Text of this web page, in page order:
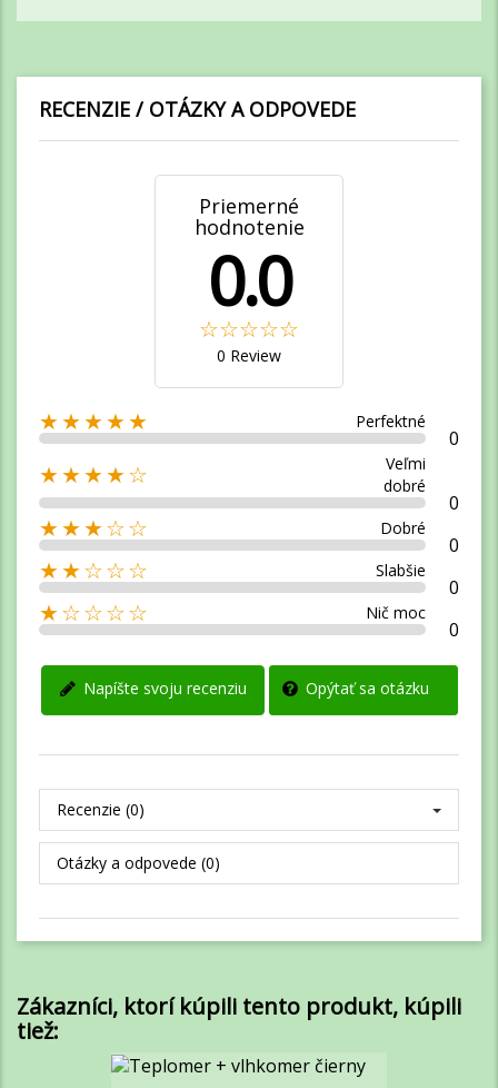
RECENZIE / OTÁZKY A ODPOVEDE
Priemerné
hodnotenie
0.0
0 Review
★★★★★ Perfektné
0
★★★★☆
Veľmi
dobré
0
★★★☆☆
Dobré
0
★★☆☆☆
Slabšie
0
★☆☆☆☆
Nič moc
0
Napíšte svoju recenziu Opýtať sa otázku
Recenzie (0)
Otázky a odpovede (0)
Zákazníci, ktorí kúpili tento produkt, kúpili
tiež: